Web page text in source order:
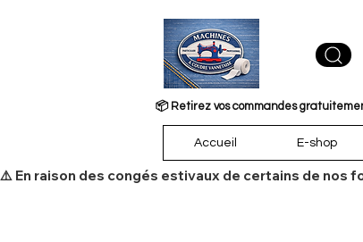
📦 Retirez vos commandes
Accueil E-shop
​⚠️ En raison des congés estivaux de certains de nos